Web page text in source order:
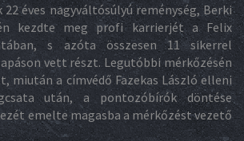
éves nagyváltósúlyú reménység, Berki
kezdte meg profi karrierjét a Felix
s azóta összesen 11 sikerrel
vett részt. Legutóbbi mérkőzésén
miután a címvédő Fazekas László elleni
után, a pontozóbírók döntése
emelte magasba a mérkőzést vezető